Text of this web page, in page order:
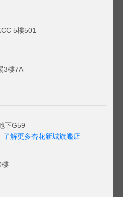
5樓501
3樓7A
下G59
了解更多杏花新城旗艦店
樓